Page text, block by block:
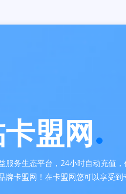
盟网
服务生态平台，24小时自动充值
牌卡盟网！在卡盟网您可以享受到